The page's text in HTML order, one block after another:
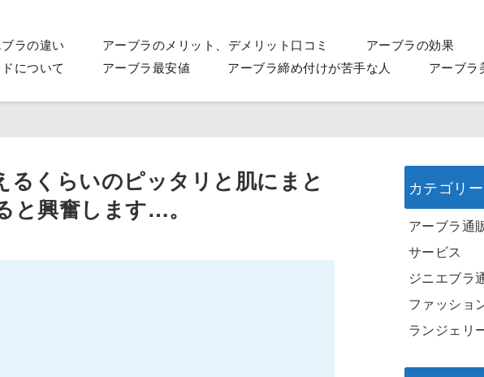
ラの違い アーブラのメリット、デメリット口コミ アーブラの効果
について
アーブラ最安値 アーブラ締め付けが苦手な人 アーブラ
くらいのピッタリと肌にまと
と興奮します…。
カテゴリー
アーブラ通
サービス
ジニエブラ
ファッショ
ランジェリ